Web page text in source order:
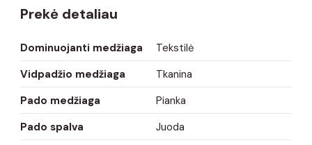
Prekė detaliau
Dominuojanti medžiaga
Tekstilė
Vidpadžio medžiaga
Tkanina
Pado medžiaga
Pianka
Pado spalva
Juoda